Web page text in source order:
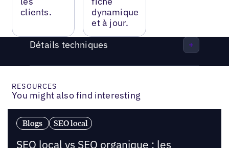
clients.
dynamique
et à jour.
Détails techniques
RESOURCES
You might also find interesting
Blogs SEO local
SEO local vs SEO organique : les